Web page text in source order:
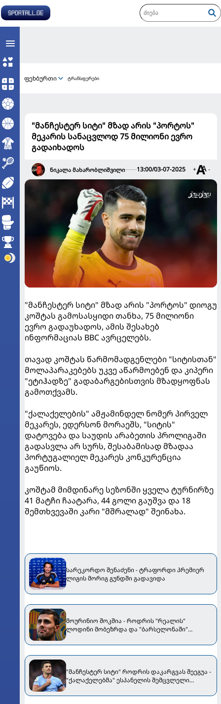
ფეხბურთი ტრანსფერები
"მანჩესტერ სიტი" მზად არის "პორტოს"
მეკარის სანაცვლოდ 75 მილიონი ევრო
გადაიხადოს
ნიკალა მახარობლიშვილი 13:00/03-07-2025 + -
"მანჩესტერ სიტი" მზად არის "პორტოს" დიოგუ
კოშტას გამოსასყიდი თანხა, 75 მილიონი
ევრო გადაუხადოს, ამის შესახებ
ინფორმაციას BBC ავრცელებს.
თავად კოშტას წარმომადგენლები "სიტისთან"
მოლაპარაკებებს უკვე აწარმოებენ და კიპერი
"ეტიჰადზე" გადაბარგებისთვის მზადყოფნას
გამოთქვამს.
"ქალაქელების" ამჟამინდელ ნომერ პირველ
მეკარეს, ედერსონ მორაეშს, "სიტის"
დატოვება და საუდის არაბეთის პროლიგაში
გადასვლა არ სურს, შესაბამისად მზადაა
პორტუგალიელ მეკარეს კონკურენცია
გაუწიოს.
კოშტამ მიმდინარე სეზონში ყველა ტურნირზე
41 მატჩი ჩაატარა, 44 გოლი გაუშვა და 18
შემთხვევაში კარი "მშრალად" შეინახა.
სარეკორდო შენაძენი - ტრაფორდი პრემიერ
ლიგის მორიგ გუნდში გადავიდა
მოურინიო შოკშია - როდრის "რეალის"
ლოდინი მობეზრდა და "ბარსელონაში"
"მანჩესტერ სიტი" როდრის დაკარგვას შეეგუა -
"ქალაქელებმა" ესპანელის შემცვლელი